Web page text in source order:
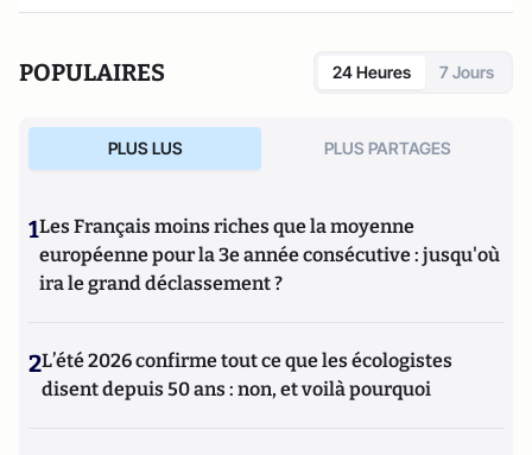
POPULAIRES 24 Heures 7 Jours
PLUS LUS PLUS PARTAGES
1Les Français moins riches que la moyenne
européenne pour la 3e année consécutive : jusqu'où
ira le grand déclassement ?
2L’été 2026 confirme tout ce que les écologistes
disent depuis 50 ans : non, et voilà pourquoi